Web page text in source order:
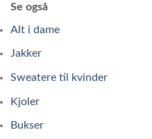
Se også
Alt i dame
Jakker
Sweatere til kvinder
Kjoler
Bukser